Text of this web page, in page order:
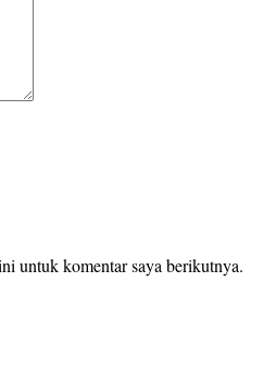
untuk komentar saya berikutnya.